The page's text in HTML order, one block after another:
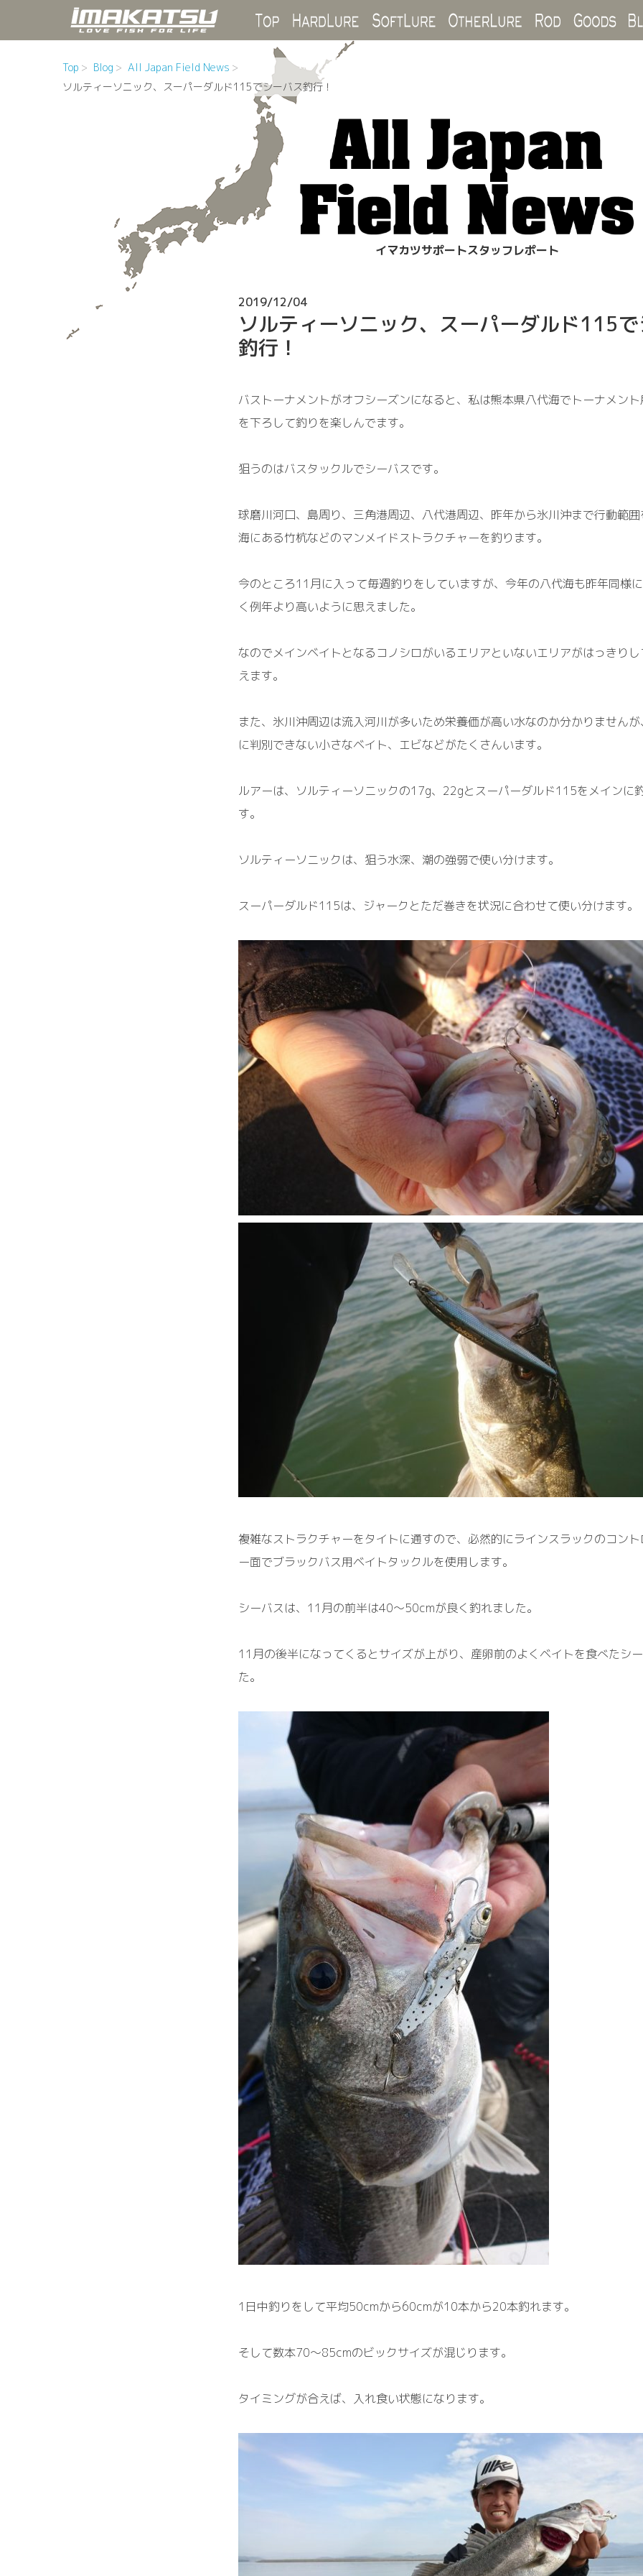
Top Hard Lure Soft Lure Other Lure
Rod
Top Blog
All Japan Field News
ソルティーソニック、スーパーダルド115でシーバス釣行！
イマカツサポートスタッフレポート
2019/12/04
ソルティーソニック、スーパーダルド115
釣行！
バストーナメントがオフシーズンになると、私は熊本県八代海でトーナメン
を下ろして釣りを楽しんでます。
狙うのはバスタックルでシーバスです。
球磨川河口、島周り、三角港周辺、八代港周辺、昨年から氷川沖まで行動範囲
海にある竹杭などのマンメイドストラクチャーを釣ります。
今のところ11月に入って毎週釣りを していますが、今年の八代海も昨年同様
く例年より高いように思えました。
なのでメインベイトとなるコノシロがいるエリアといないエリアがはっきり
えます。
また、氷川沖周辺は流入河川が多いため栄養価が高い水なのか分かりません
に判別できない小さなベイト、 エビなどがたくさんいます。
ルアーは、ソルティーソニックの17g、 22gとスーパーダルド115をメインに
す。
ソルティーソニックは、 狙う水深、潮の強弱で使い分けます。
スーパーダルド115は、 ジャークとただ巻きを状況に合わせて使い分けます。
複雑なストラクチャーをタイトに通すので、必然的にラインスラックのコン
ー面でブラックバス用ベイトタックルを使用します。
シーバスは、 11 月の前半は40〜50cmが良く釣れました。
11月の後半になってく るとサイズが上がり、 産卵前のよくベイトを食べたシー
た。
1 日中釣りを して平均50cmから60cmが1 0本から20本釣れます。
そして数本70〜85cmのビックサイズが混じります。
タイミングが合えば、入れ食い状態になり ます。